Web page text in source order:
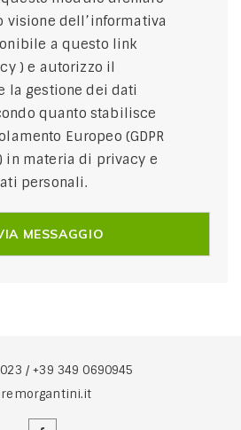
visione dell’informativa
a questo link
) e autorizzo il
la gestione dei dati
quanto stabilisce
Europeo (GDPR
in materia di privacy e
personali.
/+39 349 0690945